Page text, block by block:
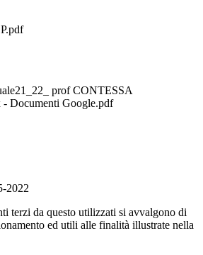
prof CONTESSA
Documenti Google.pdf
2022
terzi da questo utilizzati si avvalgono di
ed utili alle finalità illustrate nella